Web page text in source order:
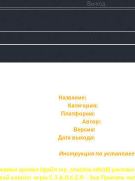
Выход
Название:
Категория:
Платформа:
Автор:
Версия:
Дата выхода:
Инструкция по
архива (файл mp_shachta.xdb16)
каталог игры С.Т.А.Л.К.Е.Р. - Зов Припяти